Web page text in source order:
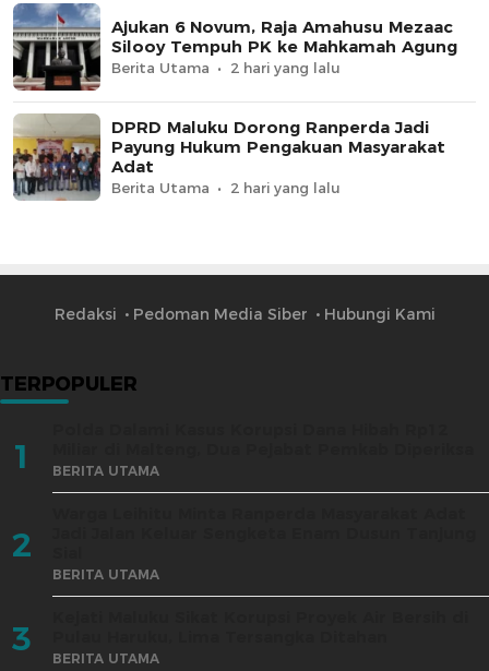
Ajukan 6 Novum, Raja Amahusu Mezaac
Silooy Tempuh PK ke Mahkamah Agung
Berita Utama 2 hari yang lalu
DPRD Maluku Dorong Ranperda Jadi
Payung Hukum Pengakuan Masyarakat
Adat
Berita Utama 2 hari yang lalu
Redaksi Pedoman Media Siber Hubungi Kami
TERPOPULER
1 BERITA UTAMA
2
BERITA UTAMA
3 BERITA UTAMA